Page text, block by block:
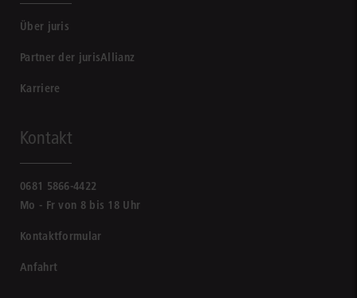
Über juris
Partner der jurisAllianz
Karriere
Kontakt
0681 5866-4422
Mo - Fr von 8 bis 18 Uhr
Kontaktformular
Anfahrt